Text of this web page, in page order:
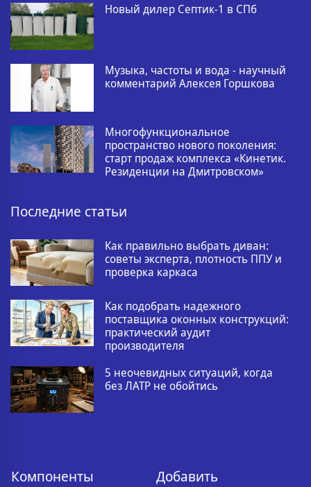
Новый дилер Септик-1 в СПб
Музыка, частоты и вода - научный
комментарий Алексея Горшкова
Многофункциональное
пространство нового поколения:
старт продаж комплекса «Кинетик.
Резиденции на Дмитровском»
Последние статьи
Как правильно выбрать диван:
советы эксперта, плотность ППУ и
проверка каркаса
Как подобрать надежного
поставщика оконных конструкций:
практический аудит
производителя
5 неочевидных ситуаций, когда
без ЛАТР не обойтись
Компоненты Добавить